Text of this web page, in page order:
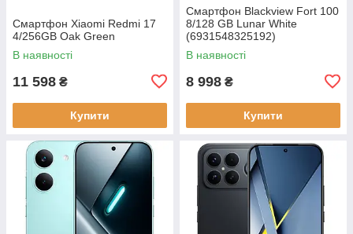
Смартфон Xiaomi Redmi 17
4/256GB Oak Green
В наявності
11 598 ₴
Купити
Смартфон Blackview Fort 100
8/128 GB Lunar White
(6931548325192)
В наявності
8 998 ₴
Купити